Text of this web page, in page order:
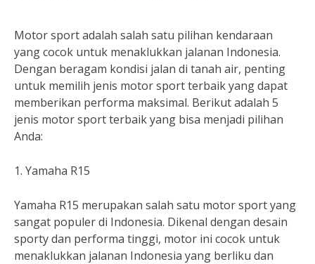
Motor sport adalah salah satu pilihan kendaraan
yang cocok untuk menaklukkan jalanan Indonesia.
Dengan beragam kondisi jalan di tanah air, penting
untuk memilih jenis motor sport terbaik yang dapat
memberikan performa maksimal. Berikut adalah 5
jenis motor sport terbaik yang bisa menjadi pilihan
Anda:
1. Yamaha R15
Yamaha R15 merupakan salah satu motor sport yang
sangat populer di Indonesia. Dikenal dengan desain
sporty dan performa tinggi, motor ini cocok untuk
menaklukkan jalanan Indonesia yang berliku dan